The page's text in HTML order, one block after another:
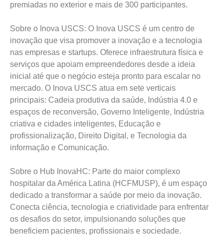
premiadas no exterior e mais de 300 participantes.
Sobre o Inova USCS: O Inova USCS é um centro de
inovação que visa promover a inovação e a tecnologia
nas empresas e startups. Oferece infraestrutura física e
serviços que apoiam empreendedores desde a ideia
inicial até que o negócio esteja pronto para escalar no
mercado. O Inova USCS atua em sete verticais
principais: Cadeia produtiva da saúde, Indústria 4.0 e
espaços de reconversão, Governo Inteligente, Indústria
criativa e cidades inteligentes, Educação e
profissionalização, Direito Digital, e Tecnologia da
informação e Comunicação.
Sobre o Hub InovaHC: Parte do maior complexo
hospitalar da América Latina (HCFMUSP), é um espaço
dedicado a transformar a saúde por meio da inovação.
Conecta ciência, tecnologia e criatividade para enfrentar
os desafios do setor, impulsionando soluções que
beneficiem pacientes, profissionais e sociedade.